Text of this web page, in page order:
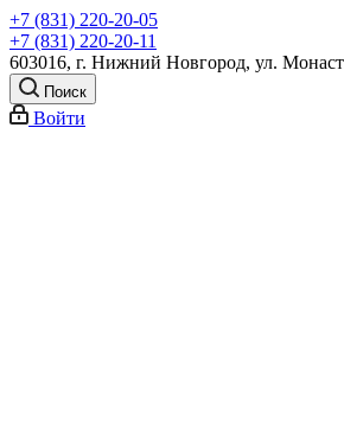
+7 (831) 220-20-05
+7 (831) 220-20-11
603016, г. Нижний Новгород, ул.
Поиск
Войти